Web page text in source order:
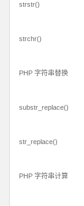
strstr()
strchr()
PHP 字符串替换
substr_replace()
str_replace()
PHP 字符串计算